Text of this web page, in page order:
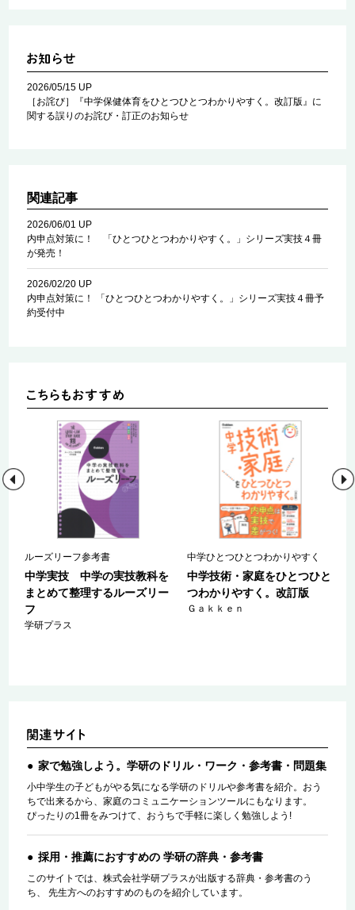
2026/05/15 UP
［お詫び］『中学保健体育をひとつひとつわかりやすく。改訂版』に
関する誤りのお詫び・訂正のお知らせ
関連記事
2026/06/01 UP
内申点対策に！ 「ひとつひとつわかりやすく。」シリーズ実技４冊
が発売！
2026/02/20 UP
内申点対策に！ 「ひとつひとつわかりやすく。」シリーズ実技４冊予
約受付中
ルーズリーフ参考書
中学実技 中学の実技教科を
まとめて整理するルーズリー
フ
学研プラス
中学ひとつひとつわかりやすく
中学技術・家庭をひとつひと
つわかりやすく。改訂版
Ｇａｋｋｅｎ
家で勉強しよう。学研のドリル・ワーク・参考書・問題集
小中学生の子どもがやる気になる学研のドリルや参考書を紹介。おう
ちで出来るから、家庭のコミュニケーションツールにもなります。
ぴったりの1冊をみつけて、おうちで手軽に楽しく勉強しよう!
採用・推薦におすすめの 学研の辞典・参考書
このサイトでは、株式会社学研プラスが出版する辞典・参考書のう
ち、 先生方へのおすすめのものを紹介しています。